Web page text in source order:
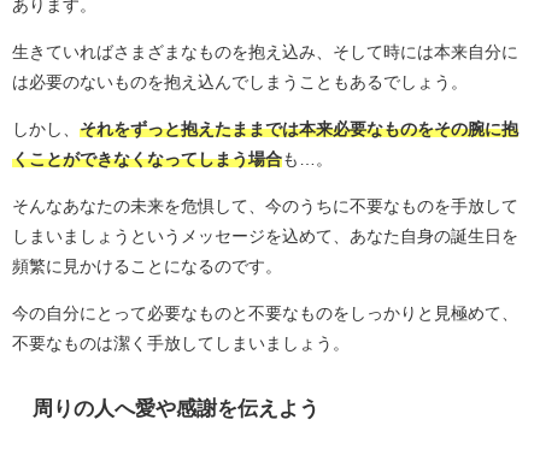
あります。
生きていればさまざまなものを抱え込み、そして時には本来自分に
は必要のないものを抱え込んでしまうこともあるでしょう。
しかし、 それをずっと抱えたままでは本来必要なものをその腕に抱
くことができなくなってしまう場合も…。
そんなあなたの未来を危惧して、今のうちに不要なものを手放して
しまいましょうというメッセージを込めて、あなた自身の誕生日を
頻繁に見かけることになるのです。
今の自分にとって必要なものと不要なものをしっかりと見極めて、
不要なものは潔く手放してしまいましょう。
周りの人へ愛や感謝を伝えよう